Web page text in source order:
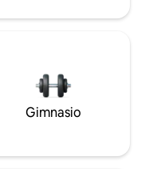
Gimnasio